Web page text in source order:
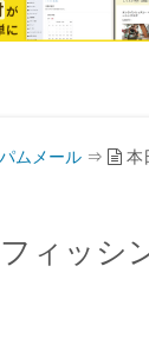
ムメール ⇒
本
ィッシ